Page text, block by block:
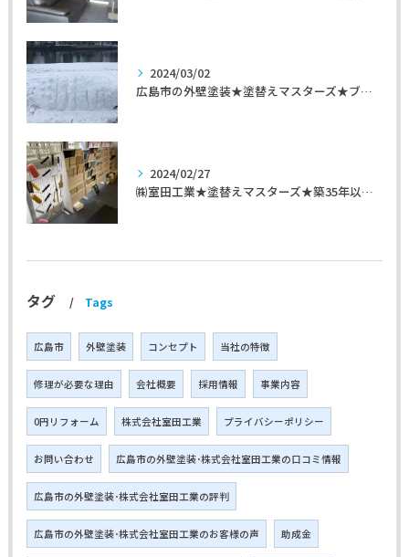
2024/03/02
広島市の外壁塗装★塗替えマスターズ★ブログ「初めて家を手入れするのに」
2024/02/27
㈱室田工業★塗替えマスターズ★築35年以上のお宅の施工事例
タグ Tags
広島市 外壁塗装 コンセプト 当社の特徴
修理が必要な理由 会社概要 採用情報 事業内容
0円リフォーム 株式会社室田工業 プライバシーポリシー
お問い合わせ 広島市の外壁塗装･株式会社室田工業の口コミ情報
広島市の外壁塗装･株式会社室田工業の評判
広島市の外壁塗装･株式会社室田工業のお客様の声 助成金